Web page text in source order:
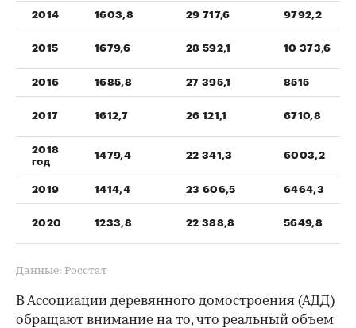
2014 1603,8 29 717,6 9792,2
2015 1679,6 28 592,1 10 373,6
2016 1685,8 27 395,1 8515
2017 1612,7 26 121,1 6710,8
2018
год
1479,4 22 341,3 6003,2
2019 1414,4 23 606,5 6464,3
2020 1233,8 22 388,8 5649,8
Данные: Росстат
В Ассоциации деревянного домостроения (АДД)
обращают внимание на то, что реальный объем